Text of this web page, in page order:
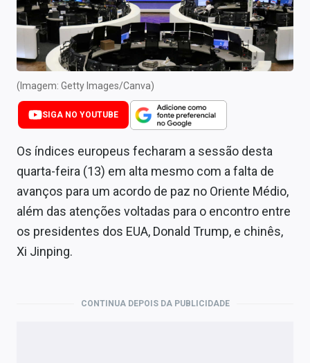
Carteiras Recomendadas
Central de Dividendos
Central de Fundos Imobiliários
Central dos IPOs
Renda Fixa
Finanças Pessoais
Mercados
Economia
(Imagem: Getty Images/Canva)
SIGA NO YOUTUBE
Os índices europeus fecharam a sessão desta
quarta-feira (13) em alta mesmo com a falta de
avanços para um acordo de paz no Oriente Médio,
além das atenções voltadas para o encontro entre
os presidentes dos EUA, Donald Trump, e chinês,
Xi Jinping.
CONTINUA DEPOIS DA PUBLICIDADE